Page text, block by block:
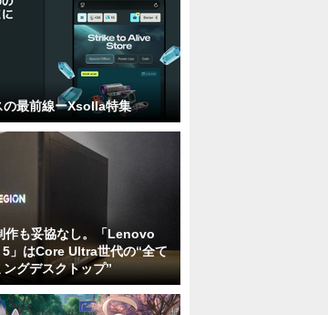
の最前線ーXsolla特集
作も妥協なし。「Lenovo
」はCore Ultra世代の“全て
グデスクトップ”